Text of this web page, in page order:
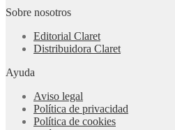
Sobre nosotros
Editorial Claret
Distribuidora Claret
Ayuda
Aviso legal
Política de privacidad
Política de cookies